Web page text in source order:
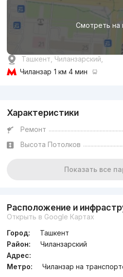
Смотреть на
Ташкент, Чиланзарский,
Чиланзар 1 км 4 мин
Характеристики
Ремонт
Высота Потолков
Показать все
Расположение и
Открыть в Google Картах
Город:
Ташкент
Район:
Чиланзарский
Адрес:
Метро:
Чиланзар на